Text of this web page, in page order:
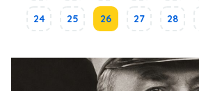
24 25 26 27 28